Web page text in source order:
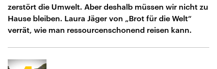
zerstört die Umwelt. Aber deshalb müssen wir nicht zu
Hause bleiben. Laura Jäger von „Brot für die Welt“
verrät, wie man ressourcenschonend reisen kann.